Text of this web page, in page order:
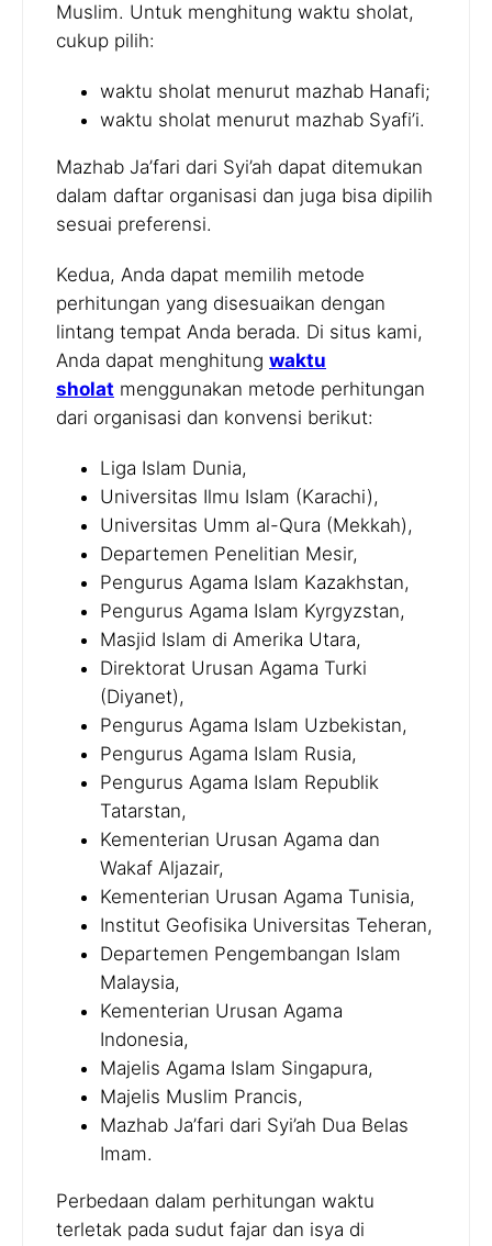
Muslim. Untuk menghitung waktu sholat,
cukup pilih:
waktu sholat menurut mazhab Hanafi;
waktu sholat menurut mazhab Syafi’i.
Mazhab Ja’fari dari Syi’ah dapat ditemukan
dalam daftar organisasi dan juga bisa dipilih
sesuai preferensi.
Kedua, Anda dapat memilih metode
perhitungan yang disesuaikan dengan
lintang tempat Anda berada. Di situs kami,
Anda dapat menghitung waktu
sholat menggunakan metode perhitungan
dari organisasi dan konvensi berikut:
Liga Islam Dunia,
Universitas Ilmu Islam (Karachi),
Universitas Umm al-Qura (Mekkah),
Departemen Penelitian Mesir,
Pengurus Agama Islam Kazakhstan,
Pengurus Agama Islam Kyrgyzstan,
Masjid Islam di Amerika Utara,
Direktorat Urusan Agama Turki
(Diyanet),
Pengurus Agama Islam Uzbekistan,
Pengurus Agama Islam Rusia,
Pengurus Agama Islam Republik
Tatarstan,
Kementerian Urusan Agama dan
Wakaf Aljazair,
Kementerian Urusan Agama Tunisia,
Institut Geofisika Universitas Teheran,
Departemen Pengembangan Islam
Malaysia,
Kementerian Urusan Agama
Indonesia,
Majelis Agama Islam Singapura,
Majelis Muslim Prancis,
Mazhab Ja’fari dari Syi’ah Dua Belas
Imam.
Perbedaan dalam perhitungan waktu
terletak pada sudut fajar dan isya di